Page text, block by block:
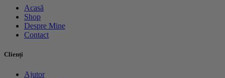
Acasă
Shop
Despre Mine
Contact
Clienți
Ajutor